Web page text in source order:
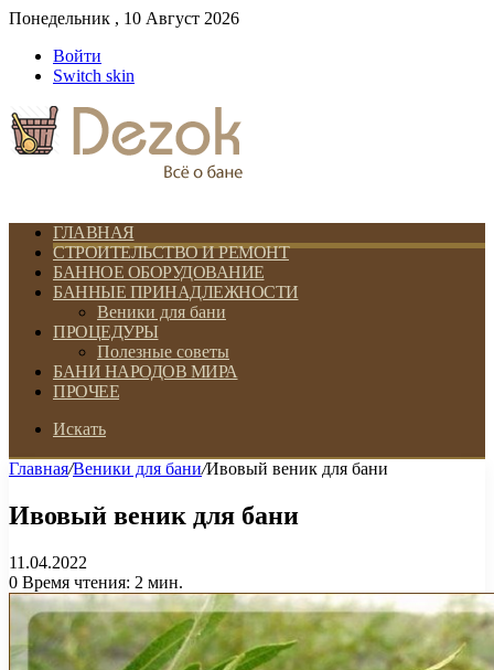
Понедельник , 10 Август 2026
Войти
Switch skin
ГЛАВНАЯ
СТРОИТЕЛЬСТВО И РЕМОНТ
БАННОЕ ОБОРУДОВАНИЕ
БАННЫЕ ПРИНАДЛЕЖНОСТИ
Веники для бани
ПРОЦЕДУРЫ
Полезные советы
БАНИ НАРОДОВ МИРА
ПРОЧЕЕ
Искать
Главная/Веники для бани/Ивовый веник для бани
Ивовый веник для бани
11.04.2022
0 Время чтения: 2 мин.